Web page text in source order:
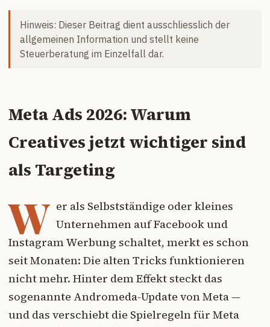
Hinweis: Dieser Beitrag dient ausschliesslich der
allgemeinen Information und stellt keine
Steuerberatung im Einzelfall dar.
Meta Ads 2026: Warum
Creatives jetzt wichtiger sind
als Targeting
W er als Selbstständige oder kleines
Unternehmen auf Facebook und
Instagram Werbung schaltet, merkt es schon
seit Monaten: Die alten Tricks funktionieren
nicht mehr. Hinter dem Effekt steckt das
sogenannte Andromeda-Update von Meta —
und das verschiebt die Spielregeln für Meta